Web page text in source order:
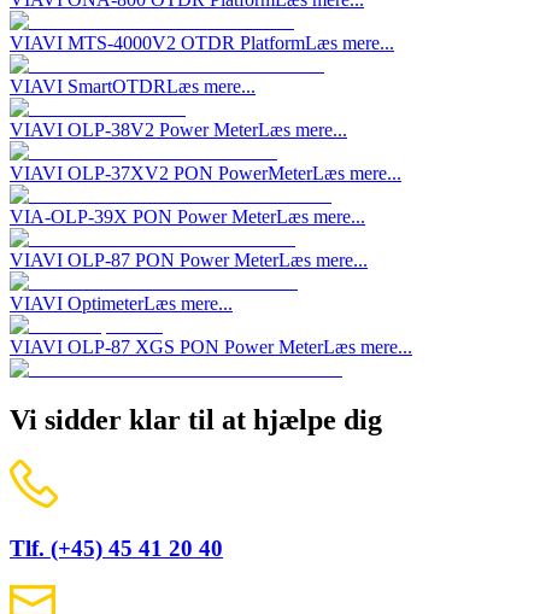
VIAVI MTS-4000V2 OTDR PlatformLæs mere...
VIAVI SmartOTDRLæs mere...
VIAVI OLP-38V2 Power MeterLæs mere...
VIAVI OLP-37XV2 PON PowerMeterLæs mere...
VIA-OLP-39X PON Power MeterLæs mere...
VIAVI OLP-87 PON Power MeterLæs mere...
VIAVI OptimeterLæs mere...
VIAVI OLP-87 XGS PON Power MeterLæs mere...
Vi sidder klar til at hjælpe dig
Tlf. (+45) 45 41 20 40